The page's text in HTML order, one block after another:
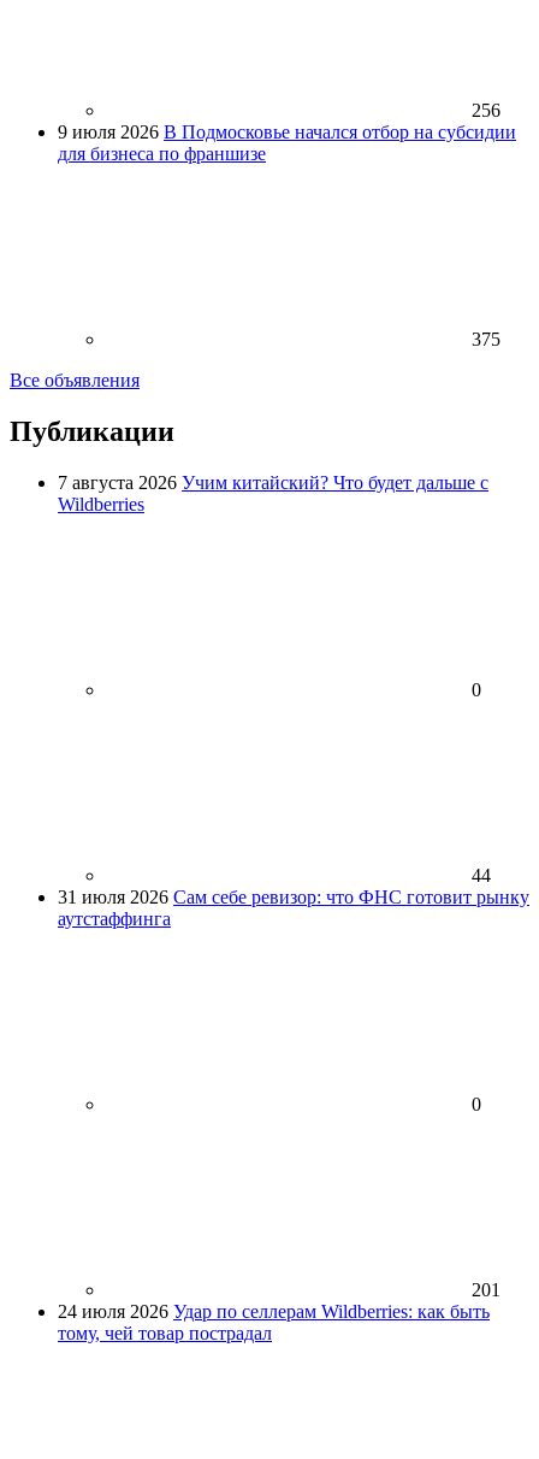
256
9 июля 2026 В Подмосковье начался отбор на субсидии
для бизнеса по франшизе
375
Все объявления
Публикации
7 августа 2026 Учим китайский? Что будет дальше с
Wildberries
0
44
31 июля 2026 Сам себе ревизор: что ФНС готовит рынку
аутстаффинга
0
201
24 июля 2026 Удар по селлерам Wildberries: как быть
тому, чей товар пострадал